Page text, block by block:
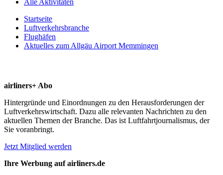
Startseite
Luftverkehrsbranche
Flughäfen
Aktuelles zum Allgäu Airport Memmingen
airliners+ Abo
Hintergründe und Einordnungen zu den Herausforderungen der
Luftverkehrswirtschaft. Dazu alle relevanten Nachrichten zu den
aktuellen Themen der Branche. Das ist Luftfahrtjournalismus, der
Sie voranbringt.
Jetzt Mitglied werden
Ihre Werbung auf airliners.de